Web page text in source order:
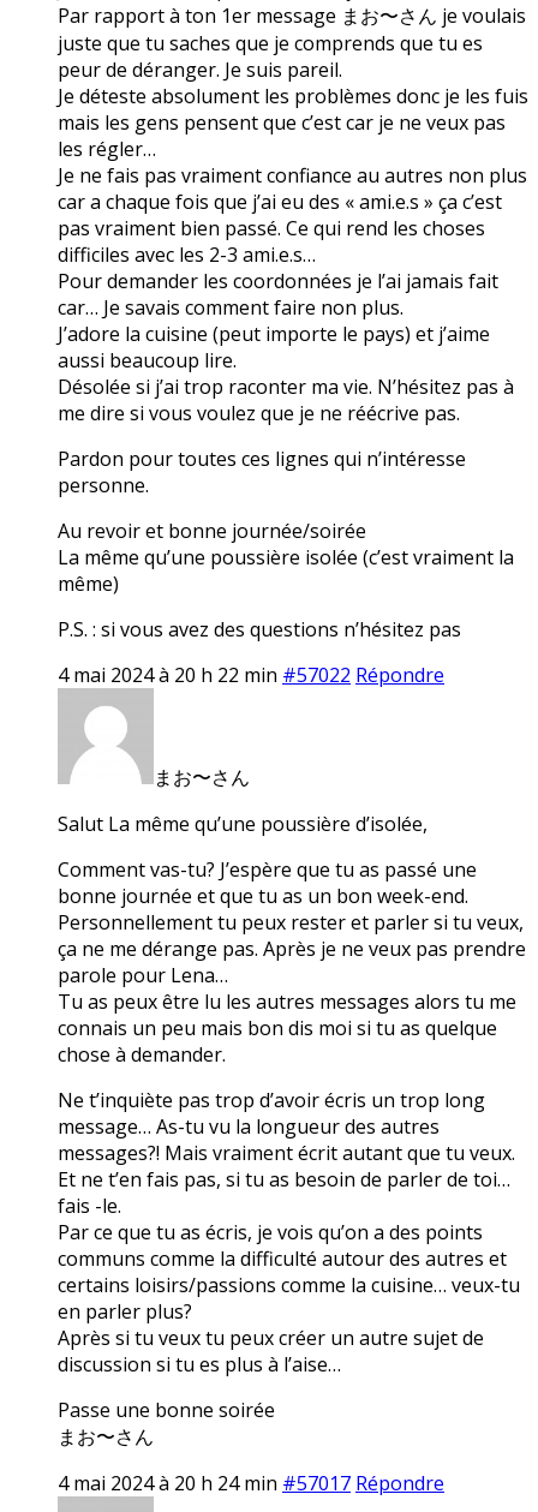
Par rapport à ton 1er message まお〜さん je voulais
juste que tu saches que je comprends que tu es
peur de déranger. Je suis pareil.
Je déteste absolument les problèmes donc je les fuis
mais les gens pensent que c’est car je ne veux pas
les régler…
Je ne fais pas vraiment confiance au autres non plus
car a chaque fois que j’ai eu des « ami.e.s » ça c’est
pas vraiment bien passé. Ce qui rend les choses
difficiles avec les 2-3 ami.e.s…
Pour demander les coordonnées je l’ai jamais fait
car… Je savais comment faire non plus.
J’adore la cuisine (peut importe le pays) et j’aime
aussi beaucoup lire.
Désolée si j’ai trop raconter ma vie. N’hésitez pas à
me dire si vous voulez que je ne réécrive pas.
Pardon pour toutes ces lignes qui n’intéresse
personne.
Au revoir et bonne journée/soirée
La même qu’une poussière isolée (c’est vraiment la
même)
P.S. : si vous avez des questions n’hésitez pas
4 mai 2024 à 20 h 22 min #57022 Répondre
まお〜さん
Salut La même qu’une poussière d’isolée,
Comment vas-tu? J’espère que tu as passé une
bonne journée et que tu as un bon week-end.
Personnellement tu peux rester et parler si tu veux,
ça ne me dérange pas. Après je ne veux pas prendre
parole pour Lena…
Tu as peux être lu les autres messages alors tu me
connais un peu mais bon dis moi si tu as quelque
chose à demander.
Ne t’inquiète pas trop d’avoir écris un trop long
message… As-tu vu la longueur des autres
messages?! Mais vraiment écrit autant que tu veux.
Et ne t’en fais pas, si tu as besoin de parler de toi…
fais -le.
Par ce que tu as écris, je vois qu’on a des points
communs comme la difficulté autour des autres et
certains loisirs/passions comme la cuisine… veux-tu
en parler plus?
Après si tu veux tu peux créer un autre sujet de
discussion si tu es plus à l’aise…
Passe une bonne soirée
まお〜さん
4 mai 2024 à 20 h 24 min #57017 Répondre